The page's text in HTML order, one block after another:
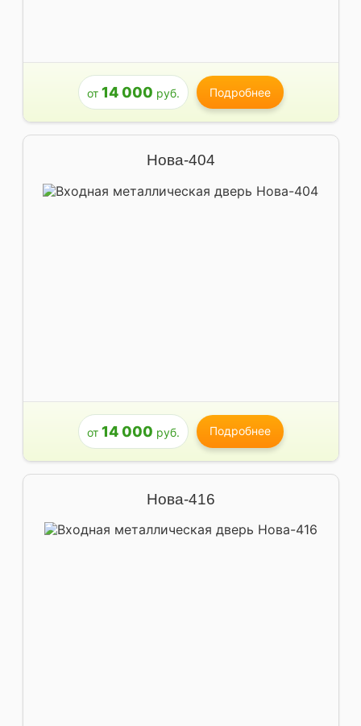
от 14 000 руб. Подробнее
Нова-404
от 14 000 руб. Подробнее
Нова-416